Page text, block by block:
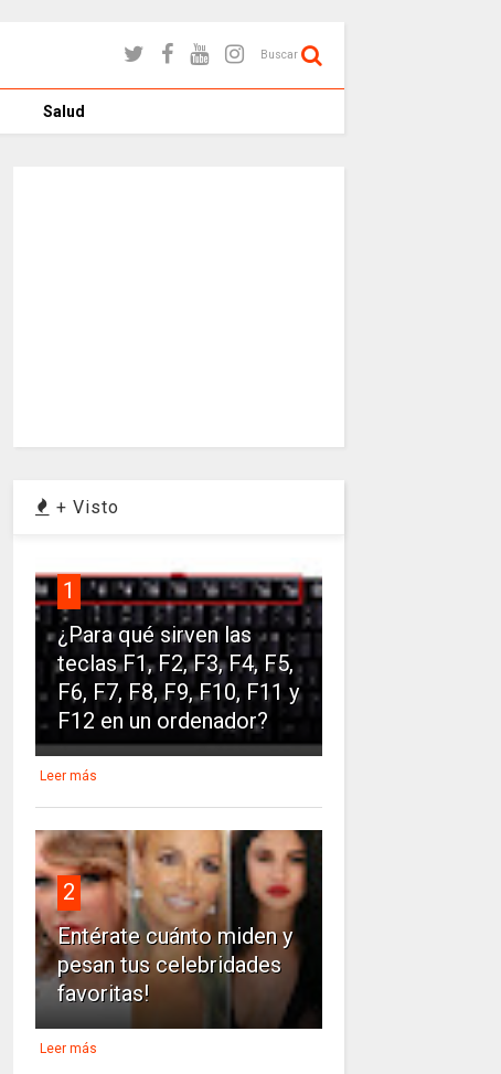
Buscar
Salud
+ Visto
1
¿Para qué sirven las
teclas F1, F2, F3, F4, F5,
F6, F7, F8, F9, F10, F11 y
F12 en un ordenador?
Leer más
2
Entérate cuánto miden y
pesan tus celebridades
favoritas!
Leer más